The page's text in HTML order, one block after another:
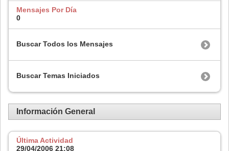
Mensajes Por Día
0
Buscar Todos los Mensajes
Buscar Temas Iniciados
Información General
Última Actividad
29/04/2006 21:08